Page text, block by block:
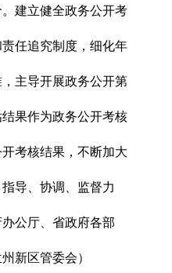
。建立健全政务公开考
任追究制度，细化年
主导开展政务公开第
果作为政务公开考核
考核结果，不断加大
导、协调、监督力
公厅、省政府各部
新区管委会）